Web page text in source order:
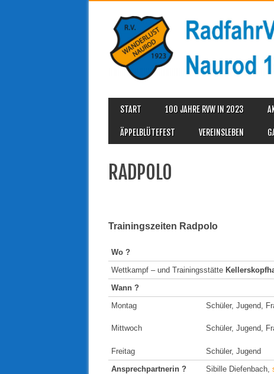
MAIN MENU
content
START 100 JAHRE RVW IN 2023
ÄPPELBLÜTEFEST VEREINSLEBEN
RADPOLO
Trainingszeiten Radpolo
Wo ?
Wettkampf – und Trainingsstätte
Wann ?
Montag
Mittwoch
Freitag
Schüler, Jugend,
Schüler, Jugend,
Schüler, Jugend
Ansprechpartnerin ? Sibille Diefenbach,